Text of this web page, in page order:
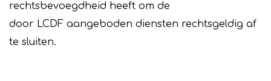
rechtsbevoegdheid heeft om de
door LCDF aangeboden diensten rechtsgeldig af
te sluiten.